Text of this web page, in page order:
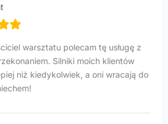
warsztatu polecam tę usługę z
Silniki moich klientów
niż kiedykolwiek, a oni wracają do